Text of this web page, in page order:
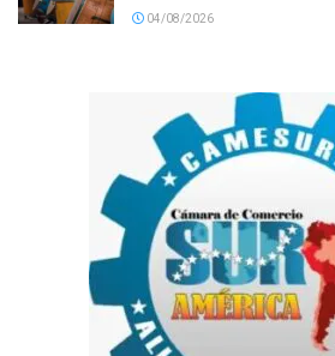
04/08/2026